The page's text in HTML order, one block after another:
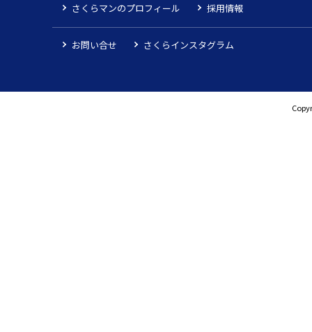
さくらマンのプロフィール
採用情報
お問い合せ さくらインスタグラム